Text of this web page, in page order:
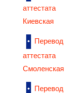
аттестата
Киевская
Перевод
аттестата
Смоленская
Перевод